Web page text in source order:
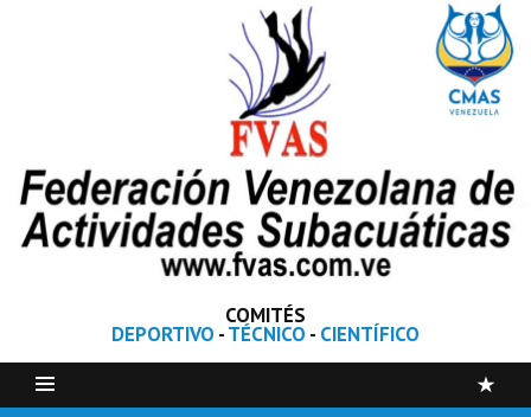
COMITÉS
DEPORTIVO -TÉCNICO - CIENTÍFICO